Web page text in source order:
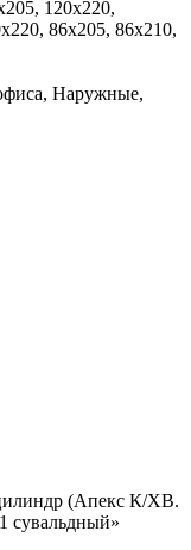
120x220,
86x205, 86х210,
Наружные,
(Апекс К/ХВ.
сувальдный»